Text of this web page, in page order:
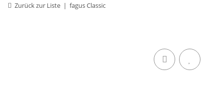
Zurück zur Liste fagus Classic